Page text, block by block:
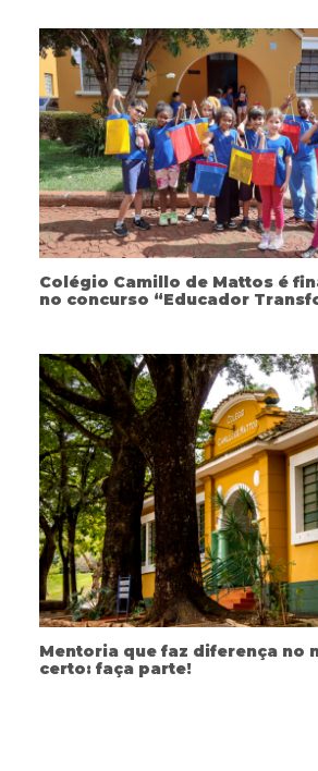
Colégio Camillo de Mattos é
no concurso “Educador
Mentoria que faz diferença no
certo: faça parte!